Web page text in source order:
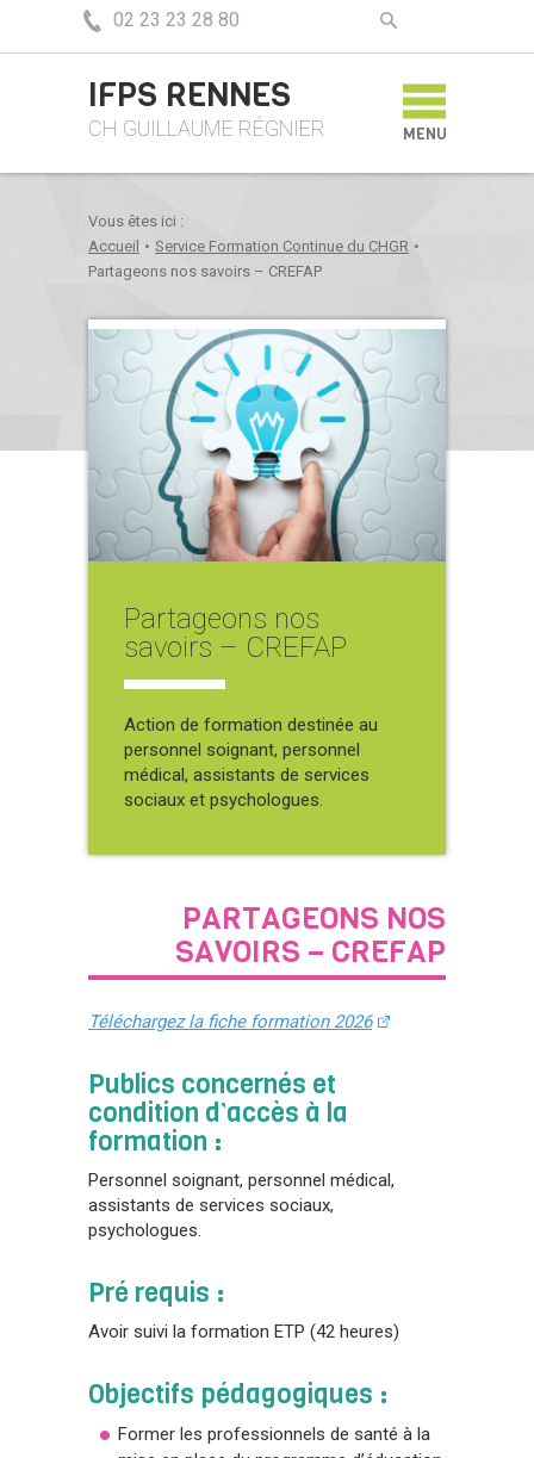
02 23 23 28 80
IFPS RENNES
CH GUILLAUME RÉGNIER MENU
Vous êtes ici :
Accueil • Service Formation Continue du CHGR •
Partageons nos savoirs – CREFAP
Partageons nos
savoirs – CREFAP
Action de formation destinée au
personnel soignant, personnel
médical, assistants de services
sociaux et psychologues.
PARTAGEONS NOS
SAVOIRS – CREFAP
Téléchargez la fiche formation 2026
Publics concernés et
condition d’accès à la
formation :
Personnel soignant, personnel médical,
assistants de services sociaux,
psychologues.
Pré requis :
Avoir suivi la formation ETP (42 heures)
Objectifs pédagogiques :
Former les professionnels de santé à la